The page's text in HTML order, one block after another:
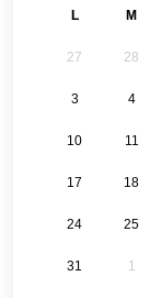
L M
27 28
3 4
10 11
17 18
24 25
31 1